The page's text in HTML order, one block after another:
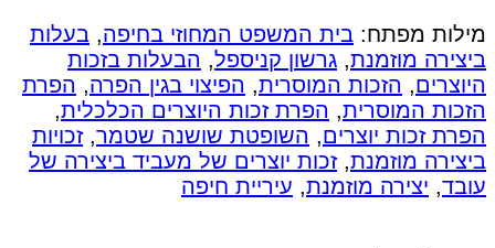
מילות מפתח: בית המשפט המחוזי בחיפה, בעלות
ביצירה מוזמנת, גרשון קניספל, הבעלות בזכות
היוצרים, הזכות המוסרית, הפיצוי בגין הפרה, הפרת
הזכות המוסרית, הפרת זכות היוצרים הכלכלית,
הפרת זכות יוצרים, השופטת שושנה שטמר,זכויות
ביצירה מוזמנת,זכות יוצרים של מעביד ביצירה של
עובד, יצירה מוזמנת, עיריית חיפה